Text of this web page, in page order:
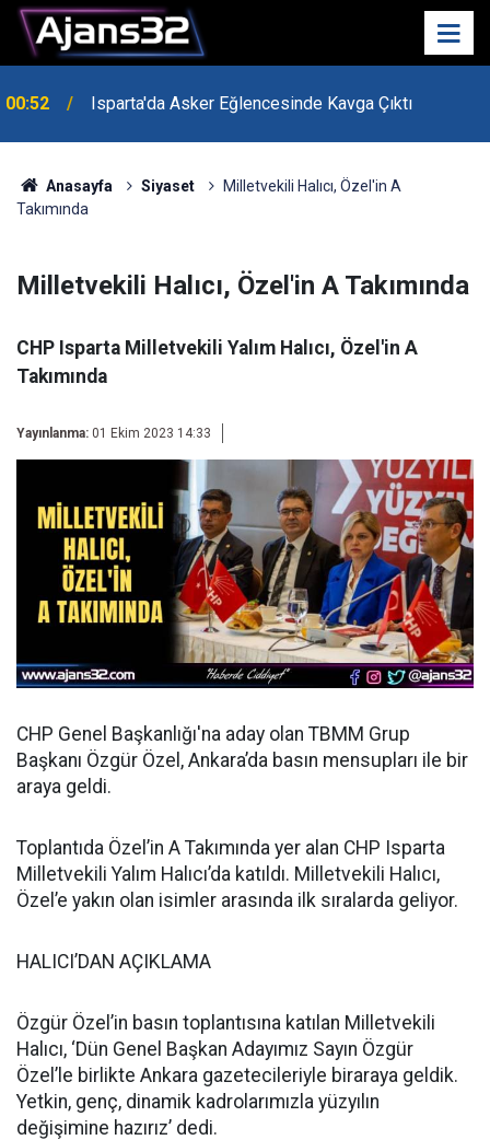
00:52 Isparta'da Asker Eğlencesinde Kavga Çıktı
Anasayfa Siyaset
Milletvekili Halıcı, Özel'in A
Takımında
Milletvekili Halıcı, Özel'in A Takımında
CHP Isparta Milletvekili Yalım Halıcı, Özel'in A
Takımında
Yayınlanma: 01 Ekim 2023 14:33
CHP Genel Başkanlığı'na aday olan TBMM Grup
Başkanı Özgür Özel, Ankara’da basın mensupları ile bir
araya geldi.
Toplantıda Özel’in A Takımında yer alan CHP Isparta
Milletvekili Yalım Halıcı’da katıldı. Milletvekili Halıcı,
Özel’e yakın olan isimler arasında ilk sıralarda geliyor.
HALICI’DAN AÇIKLAMA
Özgür Özel’in basın toplantısına katılan Milletvekili
Halıcı, ‘Dün Genel Başkan Adayımız Sayın Özgür
Özel’le birlikte Ankara gazetecileriyle biraraya geldik.
Yetkin, genç, dinamik kadrolarımızla yüzyılın
değişimine hazırız’ dedi.